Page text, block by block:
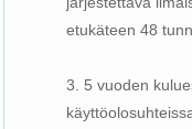
etukäteen 48
3. 5 vuoden